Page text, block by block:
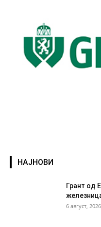
НАЈНОВИ
Грант од
6 август, 2026